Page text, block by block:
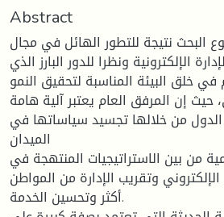
Abstract
البحث نتيجة للتطور الهائل في مجال
الإلكترونية ونظرا للدور البارز الذي
في خلق البيئة المناسبة لتحقيق النمو
حيث إن المرفق العام يعتبر آلية هامة
من خلالها تجسيد سياساتها في
الميدان
من بين الاستراتيجيات المنتهجة في
وتقريب الإدارة من المواطن
أكثر وتحسين الخدمة.